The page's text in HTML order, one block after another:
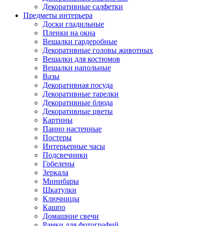
Декоративные салфетки
Предметы интерьера
Доски гладильные
Пленки на окна
Вешалки гардеробные
Декоративные головы животных
Вешалки для костюмов
Вешалки напольные
Вазы
Декоративная посуда
Декоративные тарелки
Декоративные блюда
Декоративные цветы
Картины
Панно настенные
Постеры
Интерьерные часы
Подсвечники
Гобелены
Зеркала
Минибары
Шкатулки
Ключницы
Кашпо
Домашние свечи